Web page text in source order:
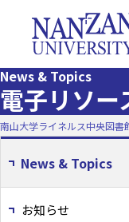
News & Topics
電子リソ
南山大学ライネルス中央図書
News & Topics
お知らせ